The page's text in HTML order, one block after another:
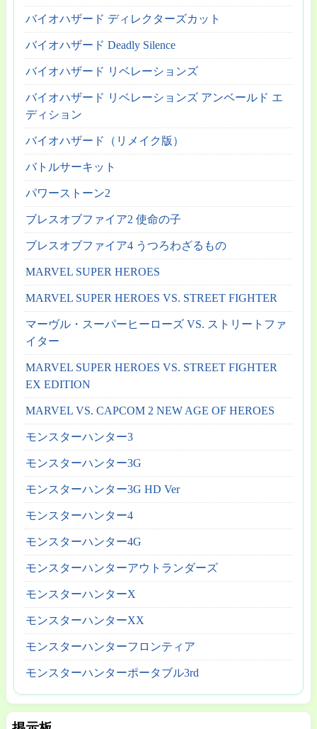
バイオハザード ディレクターズカット
バイオハザード Deadly Silence
バイオハザード リベレーションズ
バイオハザード リベレーションズ アンベールド エ
ディション
バイオハザード（リメイク版）
バトルサーキット
パワーストーン2
ブレスオブファイア2 使命の子
ブレスオブファイア4 うつろわざるもの
MARVEL SUPER HEROES
MARVEL SUPER HEROES VS. STREET FIGHTER
マーヴル・スーパーヒーローズ VS. ストリートファ
イター
MARVEL SUPER HEROES VS. STREET FIGHTER
EX EDITION
MARVEL VS. CAPCOM 2 NEW AGE OF HEROES
モンスターハンター3
モンスターハンター3G
モンスターハンター3G HD Ver
モンスターハンター4
モンスターハンター4G
モンスターハンターアウトランダーズ
モンスターハンターX
モンスターハンターXX
モンスターハンターフロンティア
モンスターハンターポータブル3rd